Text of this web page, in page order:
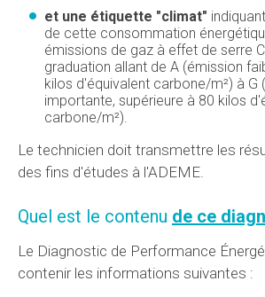
et une étiquette "climat"
de cette consommation
émissions de gaz à effet de serre
graduation allant de A (émission
kilos d'équivalent carbone/m²) à G
importante, supérieure à 80 kilos
carbone/m²).
Le technicien doit transmettre les
des fins d'études à l'ADEME.
Quel est le contenu de ce
Le Diagnostic de Performance
contenir les informations suivantes :